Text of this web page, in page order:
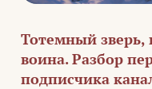
Тотемный зверь,
воина. Разбор
подписчика